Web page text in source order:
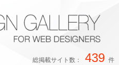
総掲載サイト数： 439件